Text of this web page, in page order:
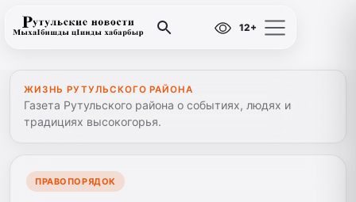
12+
ЖИЗНЬ РУТУЛЬСКОГО РАЙОНА
Газета Рутульского района о событиях, людях и
традициях высокогорья.
ПРАВОПОРЯДОК